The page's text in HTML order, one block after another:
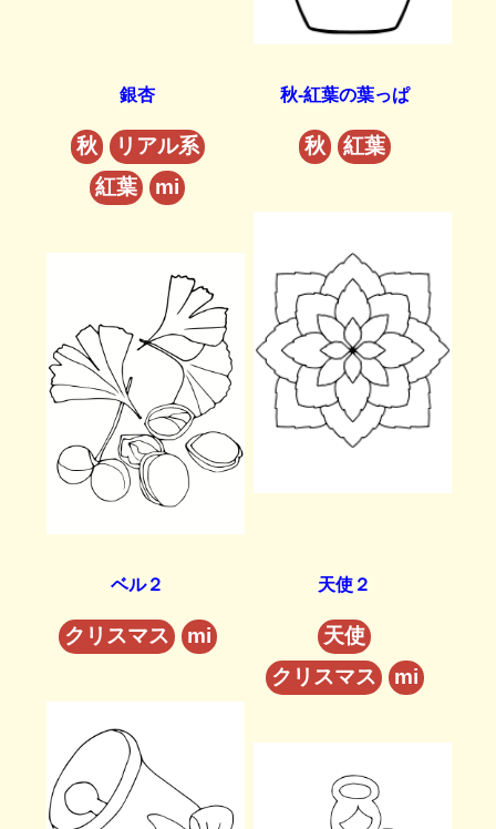
銀杏
秋
リアル系
紅葉
mi
秋-紅葉の葉っぱ
秋 紅葉
ベル２
クリスマス mi
天使２
天使
クリスマス
mi